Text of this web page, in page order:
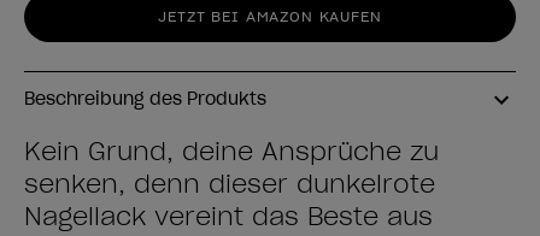
JETZT BEI AMAZON KAUFEN
Beschreibung des Produkts
Kein Grund, deine Ansprüche zu
senken, denn dieser dunkelrote
Nagellack vereint das Beste aus